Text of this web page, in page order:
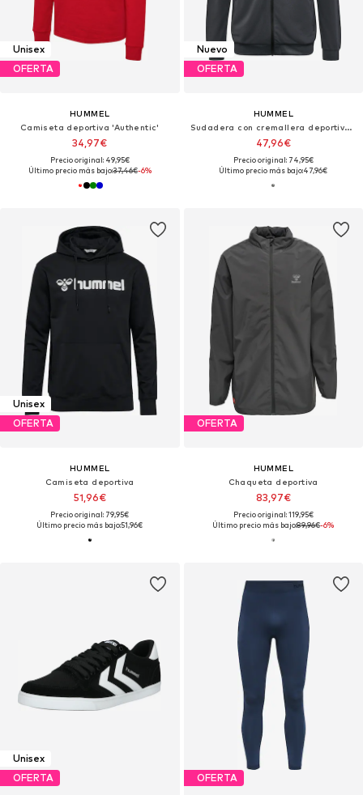
Unisex
OFERTA
HUMMEL
Camiseta deportiva 'Authentic'
34,97€
Precio original: 49,95€
Último precio más bajo:37,46€-6%
Nuevo
OFERTA
HUMMEL
Sudadera con cremallera deportiva 'AUTHENTIC'
47,96€
Precio original: 74,95€
Último precio más bajo:47,96€
Unisex
OFERTA
HUMMEL
Camiseta deportiva
51,96€
Precio original: 79,95€
Último precio más bajo:51,96€
OFERTA
HUMMEL
Chaqueta deportiva
83,97€
Precio original: 119,95€
Último precio más bajo:89,96€-6%
Unisex
OFERTA
OFERTA